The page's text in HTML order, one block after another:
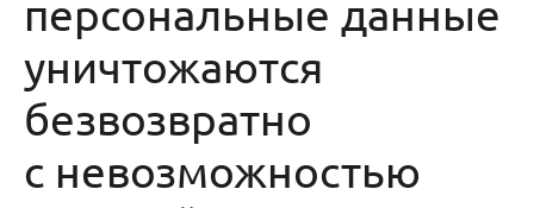
персональные данные
уничтожаются
безвозвратно
с невозможностью